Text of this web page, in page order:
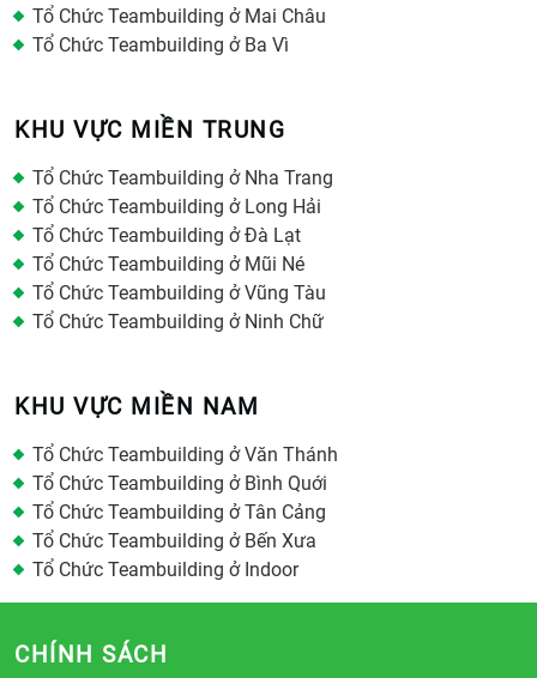
Tổ Chức Teambuilding ở Mai Châu
Tổ Chức Teambuilding ở Ba Vì
KHU VỰC MIỀN TRUNG
Tổ Chức Teambuilding ở Nha Trang
Tổ Chức Teambuilding ở Long Hải
Tổ Chức Teambuilding ở Đà Lạt
Tổ Chức Teambuilding ở Mũi Né
Tổ Chức Teambuilding ở Vũng Tàu
Tổ Chức Teambuilding ở Ninh Chữ
KHU VỰC MIỀN NAM
Tổ Chức Teambuilding ở Văn Thánh
Tổ Chức Teambuilding ở Bình Quới
Tổ Chức Teambuilding ở Tân Cảng
Tổ Chức Teambuilding ở Bến Xưa
Tổ Chức Teambuilding ở Indoor
CHÍNH SÁCH